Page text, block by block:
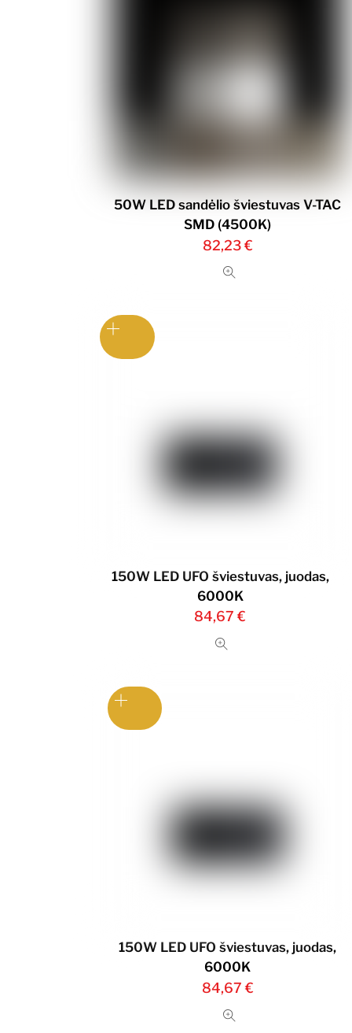
50W LED sandėlio šviestuvas V-TAC
SMD (4500K)
82,23€
150W LED UFO šviestuvas, juodas,
6000K
84,67€
150W LED UFO šviestuvas, juodas,
6000K
84,67 €